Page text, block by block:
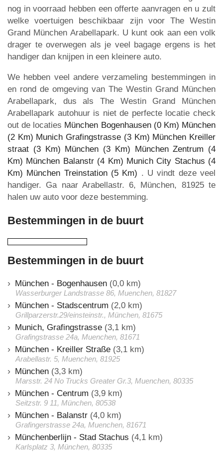
nog in voorraad hebben een offerte aanvragen en u zult
welke voertuigen beschikbaar zijn voor The Westin
Grand München Arabellapark. U kunt ook aan een volk
drager te overwegen als je veel bagage ergens is het
handiger dan knijpen in een kleinere auto.
We hebben veel andere verzameling bestemmingen in
en rond de omgeving van The Westin Grand München
Arabellapark, dus als The Westin Grand München
Arabellapark autohuur is niet de perfecte locatie check
out de locaties München Bogenhausen (0 Km) München
(2 Km) Munich Grafingstrasse (3 Km) München Kreiller
straat (3 Km) München (3 Km) München Zentrum (4
Km) München Balanstr (4 Km) Munich City Stachus (4
Km) München Treinstation (5 Km) . U vindt deze veel
handiger. Ga naar Arabellastr. 6, München, 81925 te
halen uw auto voor deze bestemming.
Bestemmingen in de buurt
Bestemmingen in de buurt
München - Bogenhausen (0,0 km)
Wasserburger Landstrasse 86, Muenchen, 81827
München - Stadscentrum (2,0 km)
Grillparzerstr.29/einsteinstr., München, 81675
Munich, Grafingstrasse (3,1 km)
Grafingstrasse 24a, Muenchen, 81671
München - Kreiller Straße (3,1 km)
Arabellastr. 5, Muenchen, 81925
München (3,3 km)
Marsstr. 24 No Trucks Greater Gr.3, Muenchen, 80335
München - Centrum (3,9 km)
Seitzstr. 9 11, München, 80538
München - Balanstr (4,0 km)
Grafingerstrasse 24a, Muenchen, 81671
Münchenberlijn - Stad Stachus (4,1 km)
Karlsplatz 3, München, 80335